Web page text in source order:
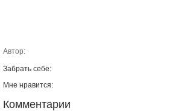
Автор:
Забрать себе:
Мне нравится:
Комментарии